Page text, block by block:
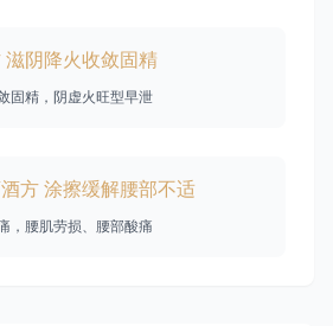
阴降火收敛固精
固精，阴虚火旺型早泄
方 涂擦缓解腰部不适
，腰肌劳损、腰部酸痛